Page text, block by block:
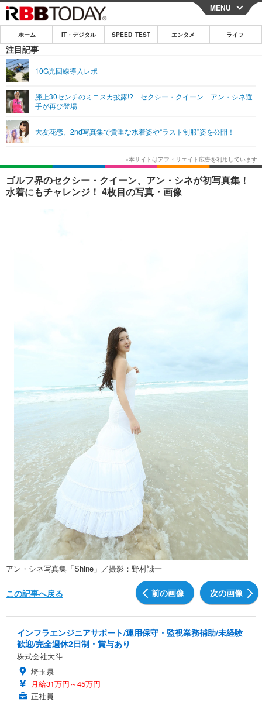
CLOSE
ホーム
IT・デジタル
ネタ
ショッピング その他
SPEED TEST
エンタメ
エンタメTOP 映画・ドラマ
韓国・芸能
音楽 スポーツ
ライフ
ライフTOP グルメ
ペット ショッピング
リリース一覧
プッシュ通知の停止方法
MENU
ホーム IT・デジタル SPEED TEST エンタメ ライフ
注目記事
10G光回線導入レポ
膝上30センチのミニスカ披露!? セクシー・クイーン アン・シネ選
手が再び登場
大友花恋、2nd写真集で貴重な水着姿や“ラスト制服”姿を公開！
ゴルフ界のセクシー・クイーン、アン・シネが初写真集！
水着にもチャレンジ！ 4枚目の写真・画像
アン・シネ写真集「Shine」／撮影：野村誠一
前の画像 次の画像
この記事へ戻る
インフラエンジニアサポート/運用保守・監視業務補助/未経験
歓迎/完全週休2日制・賞与あり
株式会社大斗
埼玉県
月給31万円～45万円
正社員